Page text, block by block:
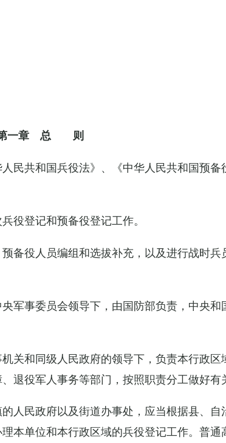
一章 总 则
民共和国兵役法》、《中华人民共和国预备
役登记和预备役登记工作。
备役人员编组和选拔补充，以及进行战时兵
军事委员会领导下，由国防部负责，中央和
关和同级人民政府的领导下，负责本行政区
退役军人事务等部门，按照职责分工做好有
人民政府以及街道办事处，应当根据县、自
本单位和本行政区域的兵役登记工作。普通